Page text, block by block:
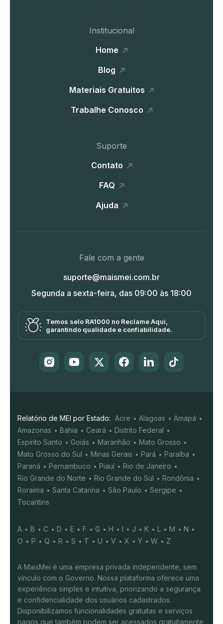
Institucional
Home
Blog
Materiais Gratuitos
Trabalhe Conosco
Suporte
Contato
FAQ
Ajuda
Fale com a gente
suporte@maismei.com.br
Segunda a sexta-feira, das 09:00 às 18:00
Temos selo RA1000 no Reclame Aqui,
garantindo qualidade e confiabilidade.
Relatório de MEI por Estado: Acre Alagoas
Amapá
Amazonas
Bahia Ceará
Distrito Federal
Espírito Santo
Goiás Maranhão
Mato Grosso
Mato Grosso do Sul
Minas Gerais Pará
Paraíba
Paraná
Pernambuco Piauí
Rio de Janeiro
Rio Grande do Norte
Rio Grande do Sul
Rondônia
Roraima
Santa Catarina São Paulo
Sergipe
Tocantins
A B C D E F G H I J K L M
N
O
P Q R S T U V X Y W Z
A MaisMei é uma empresa privada independente, sem
vínculo com o Governo. Nossa plataforma oferece uma
experiência simples e intuitiva, priorizando a segurança
e confidencialidade dos usuários cadastrados.
Disponibilizamos funcionalidades gratuitas e serviços
pagos que também podem ser acessados gratuitamente